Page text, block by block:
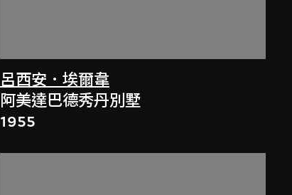
呂西安．埃爾韋
阿美達巴德秀丹別墅
1955